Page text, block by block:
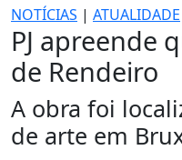
NOTÍCIAS | ATUALIDADE
PJ apreende
de Rendeiro
A obra foi
de arte em